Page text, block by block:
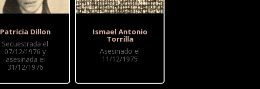
Patricia Dillon
Secuestrada el
07/12/1976 y
asesinada el
31/12/1976
Ismael Antonio
Torrilla
Asesinado el
11/12/1975